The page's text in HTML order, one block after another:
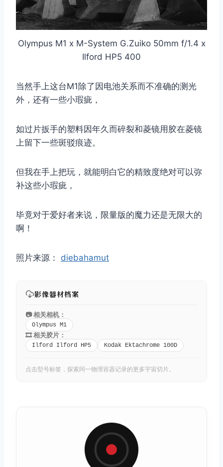
Olympus M1 x M-System G.Zuiko 50mm f/1.4 x
Ilford HP5 400
当然手上这台M1除了因电池关系而不准确的测光
外，还有一些小瑕疵，
如过片扳手的塑料因年久而碎裂和菱镜用胶在菱镜
上留下一些斑驳痕迹。
但我在手上把玩，就能明白它的精致度绝对可以弥
补这些小瑕疵，
毕竟对于爱好者来说，限量版的魔力还是无限大的
啊！
照片来源： diebahamut
影像器材档案
📷 相关相机：
Olympus M1
🎞️ 相关胶片：
Ilford Ilford HP5 Kodak Ektachrome 100D
点击型号标签，探索同一物理容器记录的更多宇宙切片。